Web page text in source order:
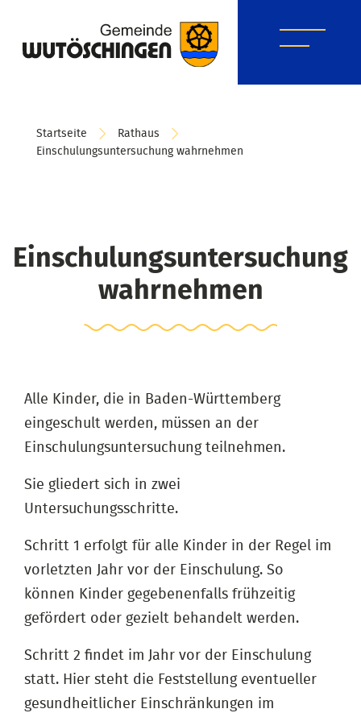
Startseite
Rathaus
Einschulungsuntersuchung wahrnehmen
Einschulungsuntersuchung
wahrnehmen
Alle Kinder, die in Baden-Württemberg
eingeschult werden, müssen an der
Einschulungsuntersuchung teilnehmen.
Sie gliedert sich in zwei
Untersuchungsschritte.
Schritt 1 erfolgt für alle Kinder in der Regel im
vorletzten Jahr vor der Einschulung. So
können Kinder gegebenenfalls frühzeitig
gefördert oder gezielt behandelt werden.
Schritt 2 findet im Jahr vor der Einschulung
statt. Hier steht die Feststellung eventueller
gesundheitlicher Einschränkungen im